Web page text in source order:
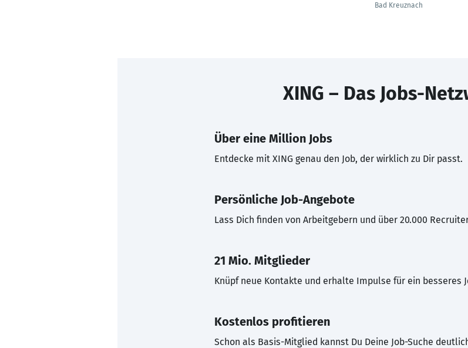
Bad Kreuznach
XING – Das Jobs-
Über eine Million Jobs
Entdecke mit XING genau den Job, der wirklich zu Dir passt.
Persönliche Job-Angebote
Lass Dich finden von Arbeitgebern und über 20.000
21 Mio. Mitglieder
Knüpf neue Kontakte und erhalte Impulse für ein besseres
Kostenlos profitieren
Schon als Basis-Mitglied kannst Du Deine Job-Suche